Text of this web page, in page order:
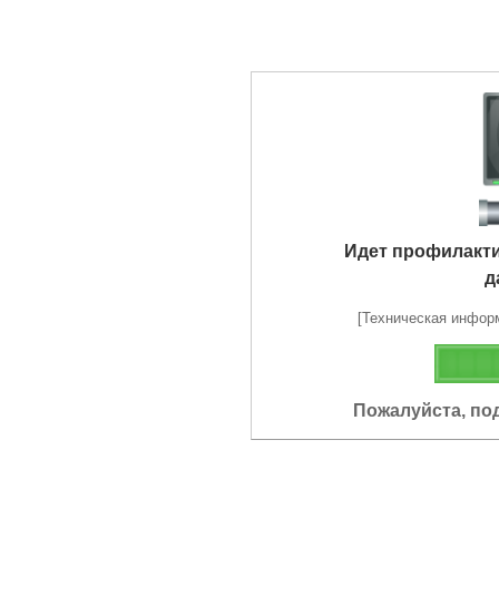
Идет
[Техническая
Пожалуйста,